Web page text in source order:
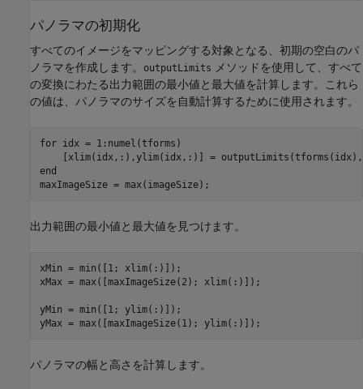
パノラマの初期化
すべてのイメージをマッピングする対象となる、初期の空白のパ
ノラマを作成します。
outputLimits
メソッドを使用して、すべて
の変換にわたる出力範囲の最小値と最大値を計算します。これら
の値は、パノラマのサイズを自動計算するために使用されます。
for idx = 1:numel(tforms)
end
maxImageSize = max(imageSize);
出力範囲の最小値と最大値を見つけます。
xMin = min([1; xlim(:)]);
xMax = max([maxImageSize(2); xlim(:)]);
yMin = min([1; ylim(:)]);
yMax = max([maxImageSize(1); ylim(:)]);
パノラマの幅と高さを計算します。